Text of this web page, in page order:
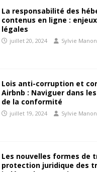
La responsabilité des
contenus en ligne :
légales
juillet 20, 2024 Sylvie Manon
Lois anti-corruption et
Airbnb : Naviguer dans
de la conformité
juillet 19, 2024 Sylvie Manon
Les nouvelles formes de
protection juridique des